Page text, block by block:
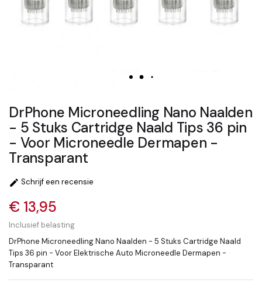
DrPhone Microneedling Nano Naalden
- 5 Stuks Cartridge Naald Tips 36 pin
- Voor Microneedle Dermapen -
Transparant
 Schrijf een recensie
€ 13,95
Inclusief belasting
DrPhone Microneedling Nano Naalden - 5 Stuks Cartridge Naald
Tips 36 pin - Voor Elektrische Auto Microneedle Dermapen -
Transparant